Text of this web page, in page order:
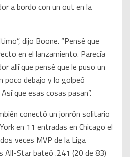
a bordo con un out en la
dijo Boone. “Pensé que
en el lanzamiento. Parecía
allí que pensé que le puso un
poco debajo y lo golpeó
que esas cosas pasan”.
conectó un jonrón solitario
en 11 entradas en Chicago el
veces MVP de la Liga
All-Star bateó .241 (20 de 83)